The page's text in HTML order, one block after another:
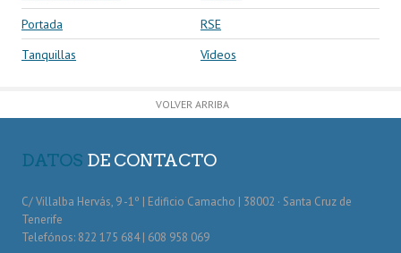
Portada
RSE
Tanquillas
Vídeos
VOLVER ARRIBA
DATOS DE CONTACTO
C/ Villalba Hervás, 9 -1º | Edificio Camacho | 38002 · Santa Cruz de
Tenerife
Telefónos: 822 175 684 | 608 958 069